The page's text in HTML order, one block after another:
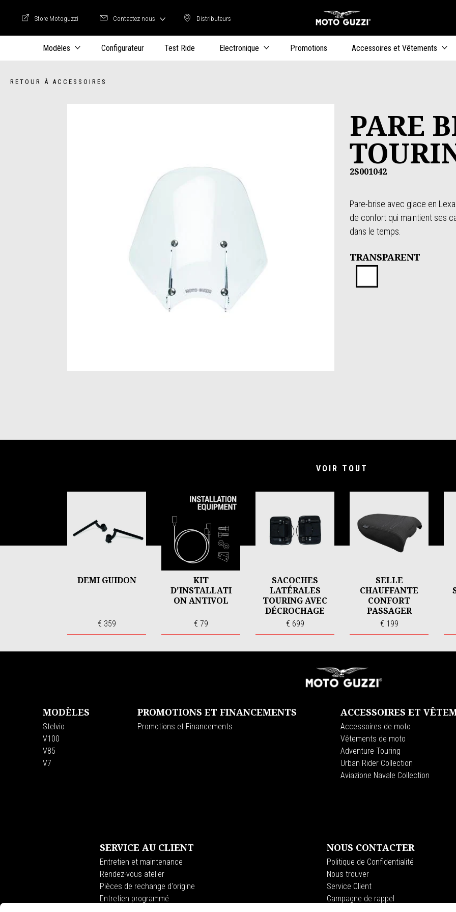
Distributeurs
Distributeurs
Store Motoguzzi
Store Motoguzzi Contactez nous
Modèles Configurateur Test Ride Electronique Promotions Accessoires et Vêtements
RETOUR À ACCESSOIRES
PARE
2S001042
Pare-brise avec glace en
de confort qui maintient ses
dans le temps.
TRANSPARENT
VOIR TOUT
DEMI GUIDON
€ 359
KIT
D'INSTALLATI
ON ANTIVOL
€ 79
SACOCHES
LATÉRALES
TOURING AVEC
DÉCROCHAGE
RAPIDE
€ 699
SELLE
CHAUFFANTE
CONFORT
PASSAGER
€ 199
Item
MODÈLES
Stelvio
V100
V85
V7
PROMOTIONS ET FINANCEMENTS
Promotions et Financements
ACCESSOIRES ET
Accessoires de moto
Vêtements de moto
Adventure Touring
Urban Rider Collection
Aviazione Navale Collection
SERVICE AU CLIENT
Entretien et maintenance
Rendez-vous atelier
Pièces de rechange d'origine
Entretien programmé
NOUS CONTACTER
Politique de Confidentialité
Nous trouver
Service Client
Campagne de rappel